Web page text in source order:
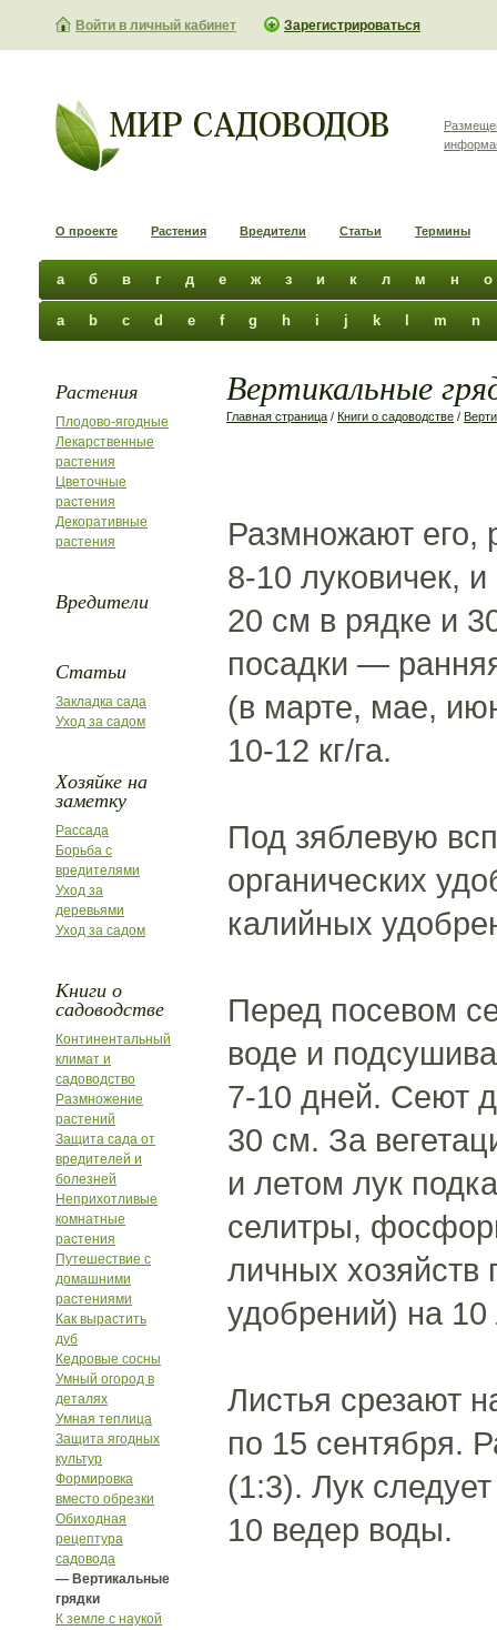
Войти в личный кабинет Зарегистрироваться
О проекте Растения Вредители Статьи Термины
а б в г д е ж з и к л м н о
a b c d e f g h i j k m n
Растения
Плодово-ягодные
Лекарственные
растения
Цветочные
растения
Декоративные
растения
Вредители
Статьи
Закладка сада
Уход за садом
Хозяйке на
заметку
Рассада
Борьба с
вредителями
Уход за
деревьями
Уход за садом
Книги о
садоводстве
Континентальный
климат и
садоводство
Размножение
растений
Защита сада от
вредителей и
болезней
Неприхотливые
комнатные
растения
Путешествие с
домашними
растениями
Как вырастить
дуб
Кедровые сосны
Умный огород в
деталях
Умная теплица
Защита ягодных
культур
Формировка
вместо обрезки
Обиходная
рецептура
садовода
— Вертикальные
грядки
К земле с наукой
Вертикальные
Главная страница / Книги о садоводстве /
Размножают его,
8-10 луковичек,
20 см в рядке и
посадки —
(в марте, мае,
10-12 кг/га.
Под зяблевую
органических
калийных
Перед посевом
воде и
7-10 дней. Сеют
30 см. За
и летом лук
селитры,
личных
удобрений) на
Листья срезают
по 15 сентября.
(1:3). Лук
10 ведер воды.